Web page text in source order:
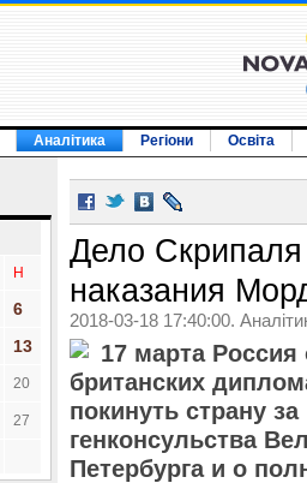
Аналітика Регіони Освіта
Н
6
13
20
27
Дело Скрипаля
наказания
2018-03-18 17:40:00.
17 марта
британских
покинуть страну
генконсульства
Петербурга и о